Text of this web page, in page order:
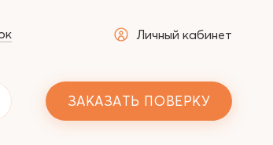
Личный кабинет
ЗАКАЗАТЬ ПОВЕРКУ